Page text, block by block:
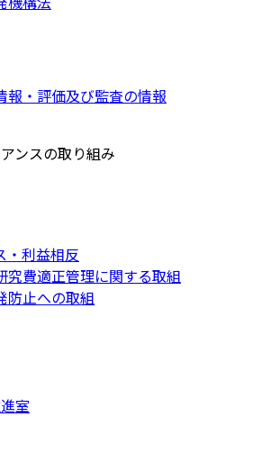
報・評価及び監査の情報
ンスの取り組み
・利益相反
究費適正管理に関する取組
防止への取組
室